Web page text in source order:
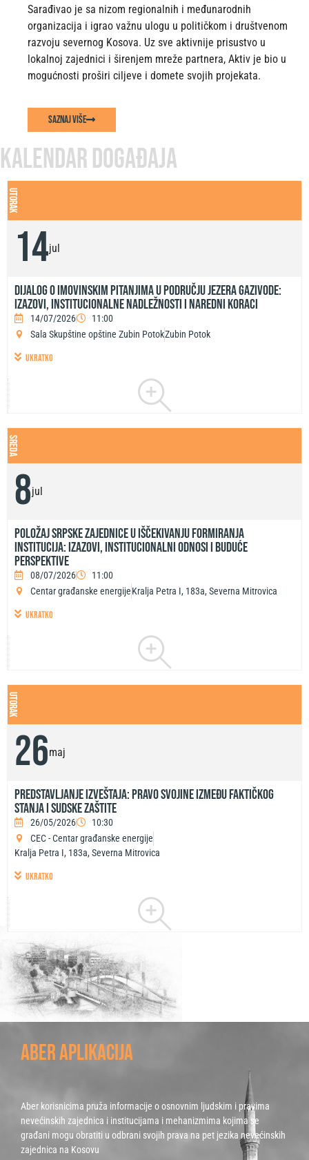
Sarađivao je sa nizom regionalnih i međunarodnih
organizacija i igrao važnu ulogu u političkom i društvenom
razvoju severnog Kosova. Uz sve aktivnije prisustvo u
lokalnoj zajednici i širenjem mreže partnera, Aktiv je bio u
mogućnosti proširi ciljeve i domete svojih projekata.
Saznaj više
kalendar događaja
utorak
14jul
Dijalog o imovinskim pitanjima u području jezera Gazivode:
izazovi, institucionalne nadležnosti i naredni koraci
14/07/2026
11:00
Sala Skupštine opštine Zubin PotokZubin Potok
ukratko
sreda
8jul
Položaj srpske zajednice u iščekivanju formiranja
institucija: izazovi, institucionalni odnosi i buduće
perspektive
08/07/2026
11:00
Centar građanske energijeKralja Petra I, 183a, Severna Mitrovica
ukratko
utorak
26maj
PREDSTAVLJANJE IZVEŠTAJA: PRAVO SVOJINE IZMEĐU FAKTIČKOG
STANJA I SUDSKE ZAŠTITE
26/05/2026
10:30
CEC - Centar građanske energije
Kralja Petra I, 183a, Severna Mitrovica
ukratko
ABER APLIKACIJA
Aber korisnicima pruža informacije o osnovnim ljudskim i pravima
nevećinskih zajednica i institucijama i mehanizmima kojima se
građani mogu obratiti u odbrani svojih prava na pet jezika nevećinskih
zajednica na Kosovu